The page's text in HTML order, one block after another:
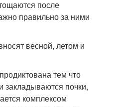
после
правильно за ними
весной, летом и
тем что
закладываются почки,
комплексом